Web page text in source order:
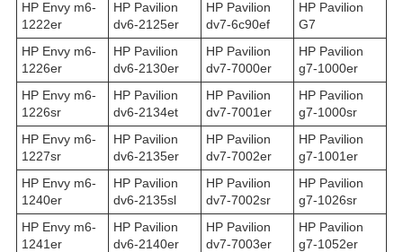
HP Envy m6-
1222er
HP Pavilion
dv6-2125er
HP Pavilion
dv7-6c90ef
HP Pavilion
G7
HP Envy m6-
1226er
HP Pavilion
dv6-2130er
HP Pavilion
dv7-7000er
HP Pavilion
g7-1000er
HP Envy m6-
1226sr
HP Pavilion
dv6-2134et
HP Pavilion
dv7-7001er
HP Pavilion
g7-1000sr
HP Envy m6-
1227sr
HP Pavilion
dv6-2135er
HP Pavilion
dv7-7002er
HP Pavilion
g7-1001er
HP Envy m6-
1240er
HP Pavilion
dv6-2135sl
HP Pavilion
dv7-7002sr
HP Pavilion
g7-1026sr
HP Envy m6-
1241er
HP Pavilion
dv6-2140er
HP Pavilion
dv7-7003er
HP Pavilion
g7-1052er